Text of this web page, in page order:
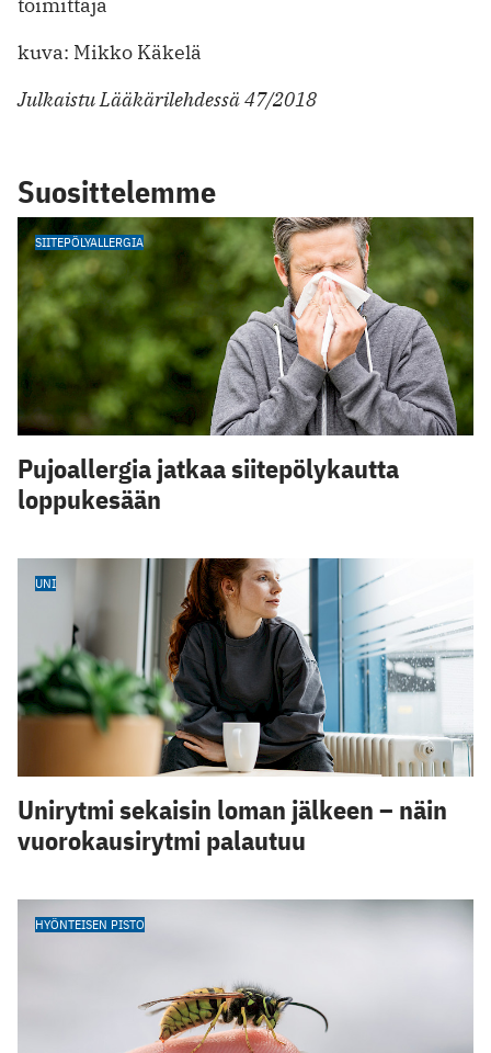
kuva: Mikko Käkelä
Julkaistu Lääkärilehdessä 47/2018
Suosittelemme
SIITEPÖLYALLERGIA
Pujoallergia jatkaa siitepölykautta
loppukesään
UNI
Unirytmi sekaisin loman jälkeen – näin
vuorokausirytmi palautuu
HYÖNTEISEN PISTO